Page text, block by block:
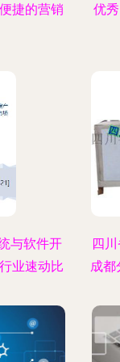
捷的营销
优
与软件开
业速动比
四
成都